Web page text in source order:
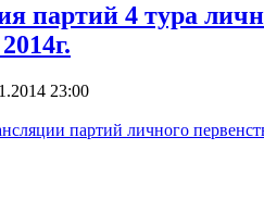
партий 4 тура
23:00
партий личного